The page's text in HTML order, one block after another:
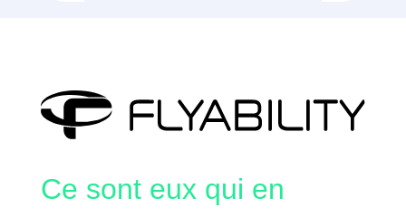
Ce sont eux qui en